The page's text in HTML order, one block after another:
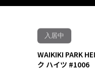
入居中
WAIKIKI PARK
ク ハイツ #1006